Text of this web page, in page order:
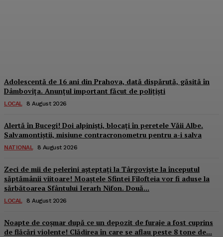
Adolescentă de 16 ani din Prahova, dată dispărută, găsită în
Dâmbovița. Anunțul important făcut de polițiști
LOCAL 8 August 2026
Alertă în Bucegi! Doi alpiniști, blocați în peretele Văii Albe.
Salvamontiștii, misiune contracronometru pentru a-i salva
NATIONAL 8 August 2026
Zeci de mii de pelerini așteptați la Târgoviște la începutul
săptămânii viitoare! Moaștele Sfintei Filofteia vor fi aduse la
sărbătoarea Sfântului Ierarh Nifon. Două...
LOCAL 8 August 2026
Noapte de coșmar după ce un depozit de furaje a fost cuprins
de flăcări violente! Clădirea în care se aflau peste 8 tone de...